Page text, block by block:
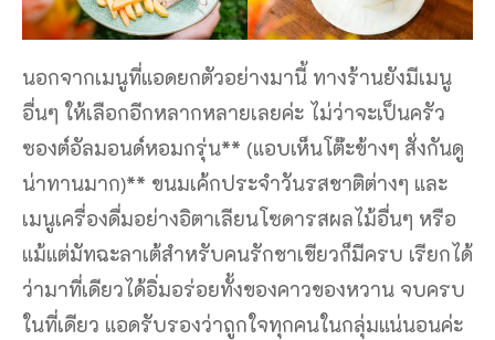
นอกจากเมนูที่แอดยกตัวอย่างมานี้ ทางร้านยังมีเมนู
อื่นๆ ให้เลือกอีกหลากหลายเลยค่ะ ไม่ว่าจะเป็นครัว
ซองต์อัลมอนด์หอมกรุ่น** (แอบเห็นโต๊ะข้างๆ สั่งกันดู
น่าทานมาก)** ขนมเค้กประจำวันรสชาติต่างๆ และ
เมนูเครื่องดื่มอย่างอิตาเลียนโซดารสผลไม้อื่นๆ หรือ
แม้แต่มัทฉะลาเต้สำหรับคนรักชาเขียวก็มีครบ เรียกได้
ว่ามาที่เดียวได้อิ่มอร่อยทั้งของคาวของหวาน จบครบ
ในที่เดียว แอดรับรองว่าถูกใจทุกคนในกลุ่มแน่นอนค่ะ